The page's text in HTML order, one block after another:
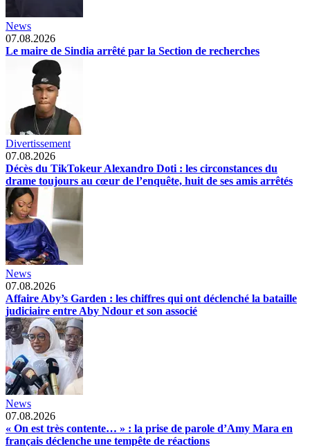
News
07.08.2026
Le maire de Sindia arrêté par la Section de recherches
Divertissement
07.08.2026
Décès du TikTokeur Alexandro Doti : les circonstances du
drame toujours au cœur de l’enquête, huit de ses amis arrêtés
News
07.08.2026
Affaire Aby’s Garden : les chiffres qui ont déclenché la bataille
judiciaire entre Aby Ndour et son associé
News
07.08.2026
« On est très contente… » : la prise de parole d’Amy Mara en
français déclenche une tempête de réactions